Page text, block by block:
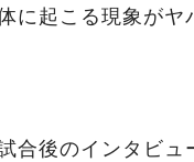
に起こる現象が
合後のインタビ